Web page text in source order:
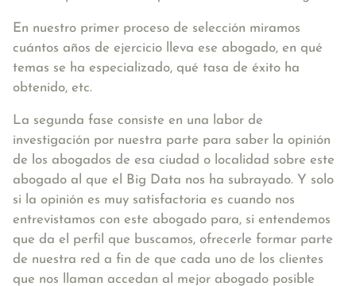
En nuestro primer proceso de selección miramos
cuántos años de ejercicio lleva ese abogado, en qué
temas se ha especializado, qué tasa de éxito ha
obtenido, etc.
La segunda fase consiste en una labor de
investigación por nuestra parte para saber la opinión
de los abogados de esa ciudad o localidad sobre este
abogado al que el Big Data nos ha subrayado. Y solo
si la opinión es muy satisfactoria es cuando nos
entrevistamos con este abogado para, si entendemos
que da el perfil que buscamos, ofrecerle formar parte
de nuestra red a fin de que cada uno de los clientes
que nos llaman accedan al mejor abogado posible